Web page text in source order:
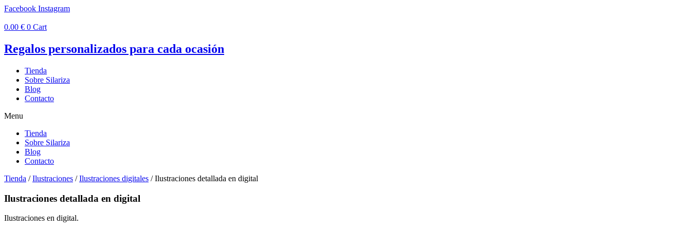
Ir
contenido
Facebook Instagram
0.00 € 0 Cart
Regalos personalizados para cada ocasión
Tienda
Sobre Silariza
Blog
Contacto
Menu
Tienda
Sobre Silariza
Blog
Contacto
Tienda /Ilustraciones /Ilustraciones digitales / Ilustraciones detallada en digital
Ilustraciones detallada en digital
Ilustraciones en digital.